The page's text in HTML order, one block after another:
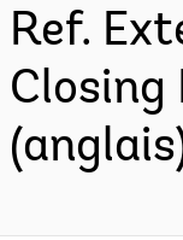
Ref.
Closing